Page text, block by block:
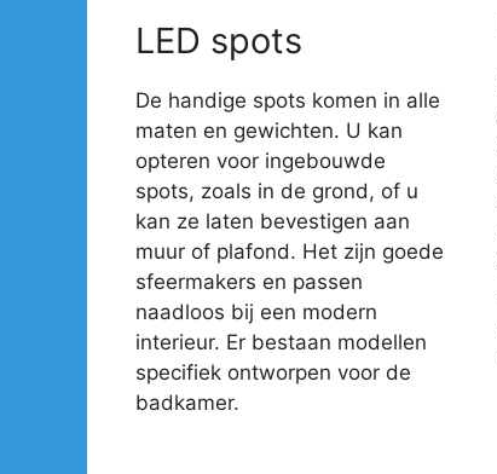
LED spots
De handige spots komen in alle
maten en gewichten. U kan
opteren voor ingebouwde
spots, zoals in de grond, of u
kan ze laten bevestigen aan
muur of plafond. Het zijn goede
sfeermakers en passen
naadloos bij een modern
interieur. Er bestaan modellen
specifiek ontworpen voor de
badkamer.